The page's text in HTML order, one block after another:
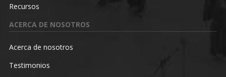
Recursos
ACERCA DE NOSOTROS
Acerca de nosotros
Testimonios